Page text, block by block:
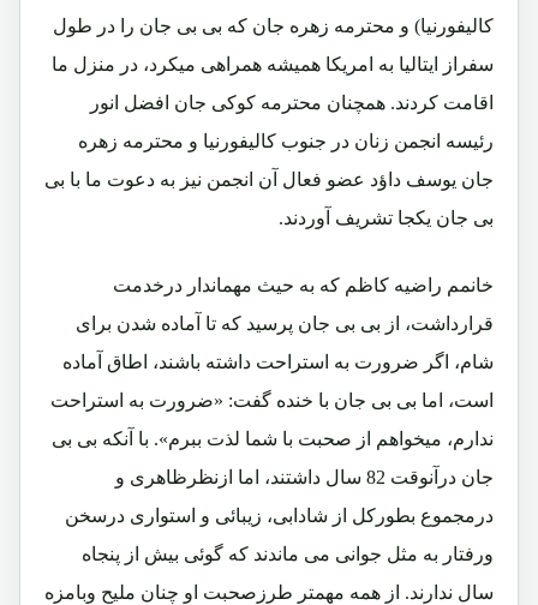
کالیفورنیا) و محترمه زهره جان که بی بی جان را در طول
سفراز ایتالیا به امریکا همیشه همراهی میکرد، در منزل ما
اقامت کردند. همچنان محترمه کوکی جان افضل انور
رئیسه انجمن زنان در جنوب کالیفورنیا و محترمه زهره
جان یوسف داؤد عضو فعال آن انجمن نیز به دعوت ما با بی
بی جان یکجا تشریف آوردند.
خانمم راضیه کاظم که به حیث مهماندار درخدمت
قرارداشت، از بی بی جان پرسید که تا آماده شدن برای
شام، اگر ضرورت به استراحت داشته باشند، اطاق آماده
است، اما بی بی جان با خنده گفت: «ضرورت به استراحت
ندارم، میخواهم از صحبت با شما لذت ببرم». با آنکه بی بی
جان درآنوقت 82 سال داشتند، اما ازنظرظاهری و
درمجموع بطورکل از شادابی، زیبائی و استواری درسخن
ورفتار به مثل جوانی می ماندند که گوئی بیش از پنجاه
سال ندارند. از همه مهمتر طرزصحبت او چنان ملیح وبامزه